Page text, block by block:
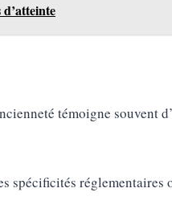
témoigne souvent
spécificités réglementaires